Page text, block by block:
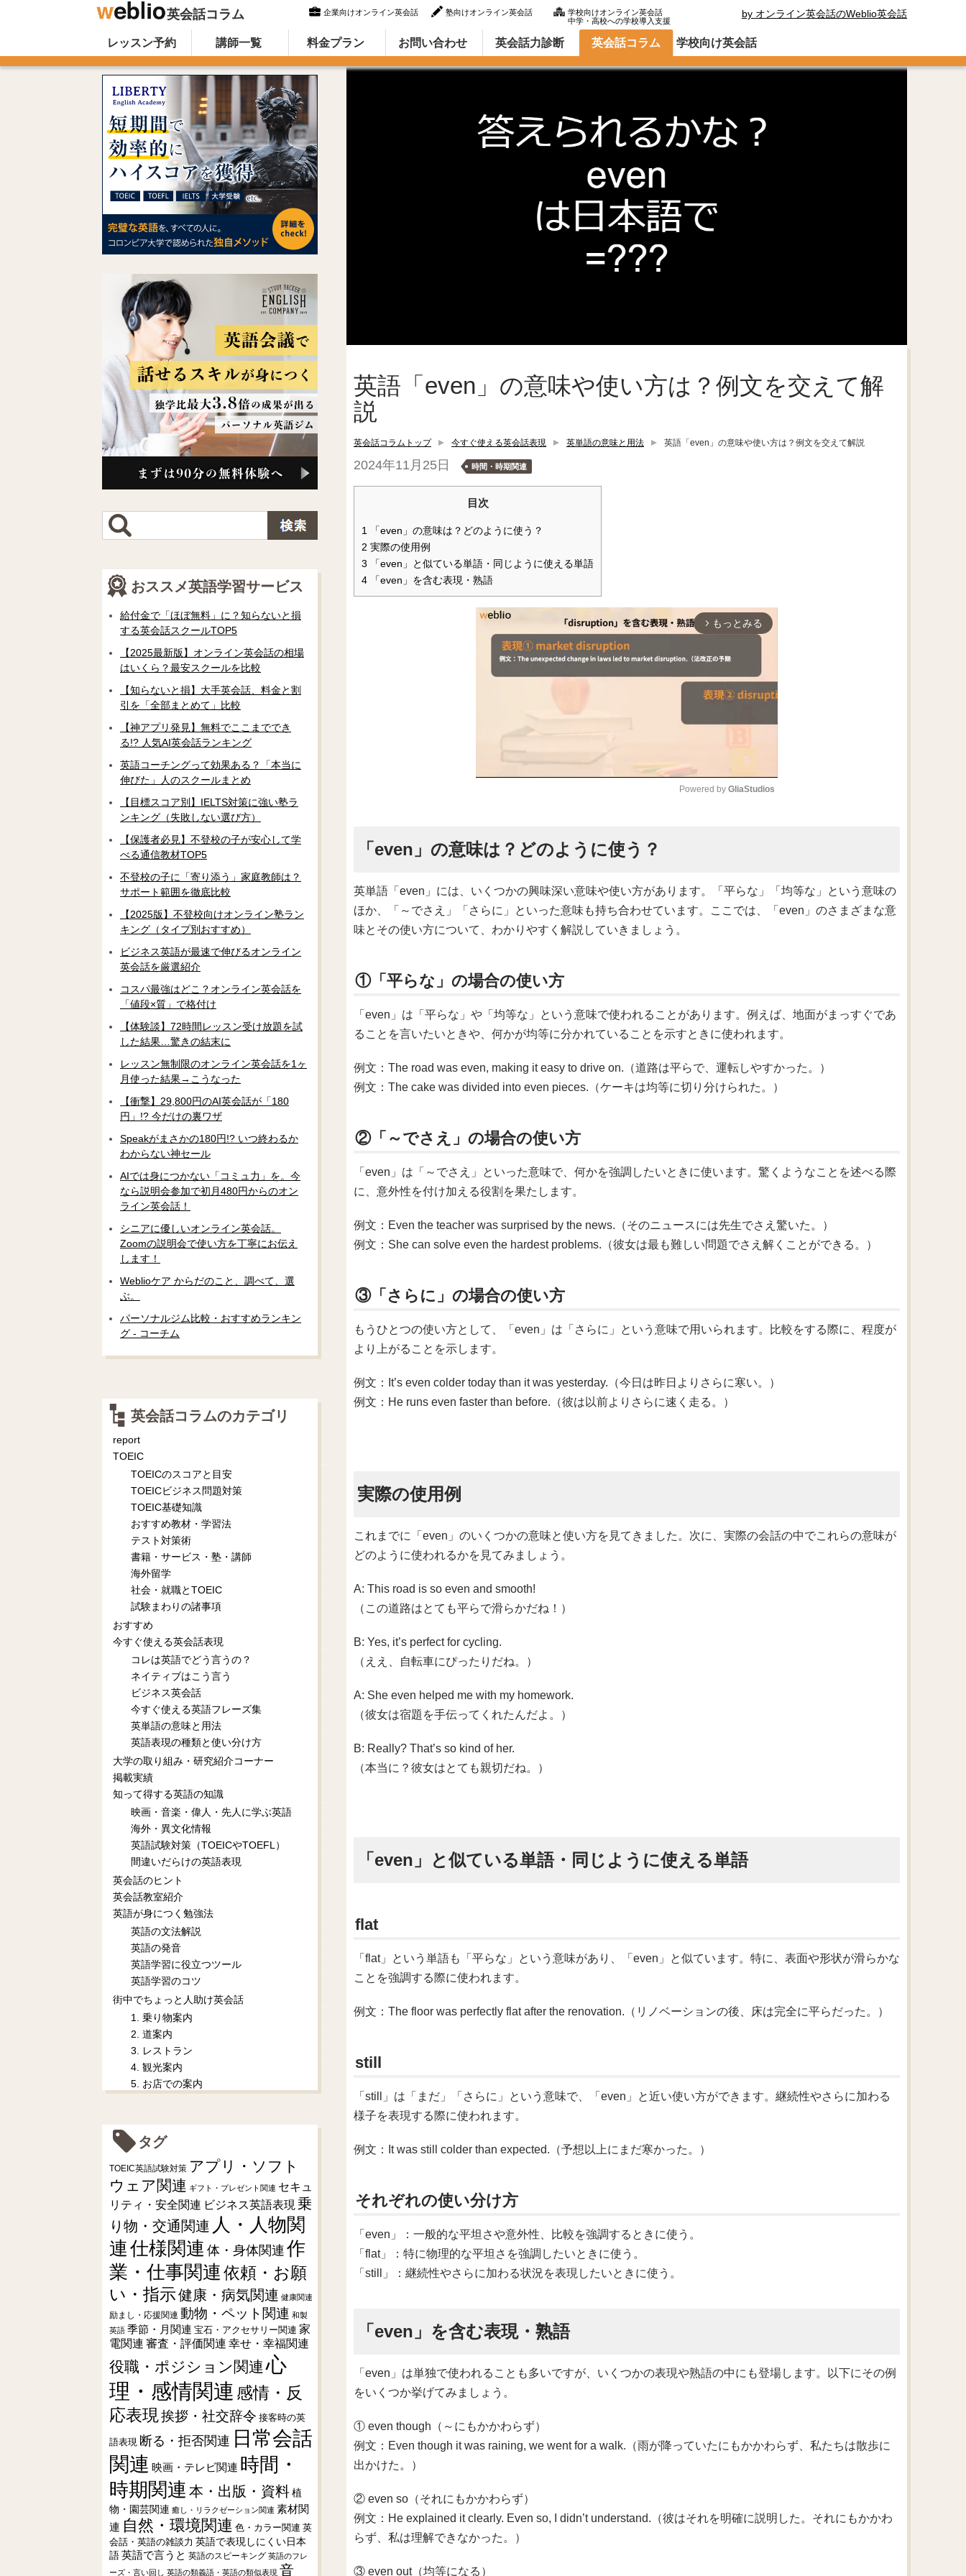
英会話コラム 企業向けオンライン英会話 塾向けオンライン英会話
学校向けオンライン英会話
中学・高校への学校導入支援
by オンライン英会話のWeblio英会話
オンライン英会話のWeblio英会話コラム（英語での言い方・英語表現）
Skip to content
レッスン予約 講師一覧 料金プラン お問い合わせ 英会話力診断 英会話コラム 学校向け英会話
英語「even」の意味や使い方は？例文を交えて解
説
英会話コラムトップ 今すぐ使える英会話表現 英単語の意味と用法 英語「even」の意味や使い方は？例文を交えて解説
2024年11月25日 時間・時期関連
目次
1 「even」の意味は？どのように使う？
2 実際の使用例
3 「even」と似ている単語・同じように使える単語
4 「even」を含む表現・熟語
arrow_forward_ios もっとみる
e
Powered by GliaStudios
「even」の意味は？どのように使う？
英単語「even」には、いくつかの興味深い意味や使い方があります。「平らな」「均等な」という意味の
ほか、「～でさえ」「さらに」といった意味も持ち合わせています。ここでは、「even」のさまざまな意
味とその使い方について、わかりやすく解説していきましょう。
①「平らな」の場合の使い方
「even」は「平らな」や「均等な」という意味で使われることがあります。例えば、地面がまっすぐであ
ることを言いたいときや、何かが均等に分かれていることを示すときに使われます。
例文：The road was even, making it easy to drive on.（道路は平らで、運転しやすかった。）
例文：The cake was divided into even pieces.（ケーキは均等に切り分けられた。）
②「～でさえ」の場合の使い方
「even」は「～でさえ」といった意味で、何かを強調したいときに使います。驚くようなことを述べる際
に、意外性を付け加える役割を果たします。
例文：Even the teacher was surprised by the news.（そのニュースには先生でさえ驚いた。）
例文：She can solve even the hardest problems.（彼女は最も難しい問題でさえ解くことができる。）
③「さらに」の場合の使い方
もうひとつの使い方として、「even」は「さらに」という意味で用いられます。比較をする際に、程度が
より上がることを示します。
例文：It’s even colder today than it was yesterday.（今日は昨日よりさらに寒い。）
例文：He runs even faster than before.（彼は以前よりさらに速く走る。）
実際の使用例
これまでに「even」のいくつかの意味と使い方を見てきました。次に、実際の会話の中でこれらの意味が
どのように使われるかを見てみましょう。
A: This road is so even and smooth!
（この道路はとても平らで滑らかだね！）
B: Yes, it’s perfect for cycling.
（ええ、自転車にぴったりだね。）
A: She even helped me with my homework.
（彼女は宿題を手伝ってくれたんだよ。）
B: Really? That’s so kind of her.
（本当に？彼女はとても親切だね。）
「even」と似ている単語・同じように使える単語
flat
「flat」という単語も「平らな」という意味があり、「even」と似ています。特に、表面や形状が滑らかな
ことを強調する際に使われます。
例文：The floor was perfectly flat after the renovation.（リノベーションの後、床は完全に平らだった。）
still
「still」は「まだ」「さらに」という意味で、「even」と近い使い方ができます。継続性やさらに加わる
様子を表現する際に使われます。
例文：It was still colder than expected.（予想以上にまだ寒かった。）
それぞれの使い分け方
「even」：一般的な平坦さや意外性、比較を強調するときに使う。
「flat」：特に物理的な平坦さを強調したいときに使う。
「still」：継続性やさらに加わる状況を表現したいときに使う。
「even」を含む表現・熟語
「even」は単独で使われることも多いですが、いくつかの表現や熟語の中にも登場します。以下にその例
をいくつか挙げてみましょう。
① even though（～にもかかわらず）
例文：Even though it was raining, we went for a walk.（雨が降っていたにもかかわらず、私たちは散歩に
出かけた。）
② even so（それにもかかわらず）
例文：He explained it clearly. Even so, I didn’t understand.（彼はそれを明確に説明した。それにもかかわ
らず、私は理解できなかった。）
③ even out（均等になる）
おススメ英語学習サービス
給付金で「ほぼ無料」に？知らないと損
する英会話スクールTOP5
【2025最新版】オンライン英会話の相場
はいくら？最安スクールを比較
【知らないと損】大手英会話、料金と割
引を「全部まとめて」比較
【神アプリ発見】無料でここまででき
る!? 人気AI英会話ランキング
英語コーチングって効果ある？「本当に
伸びた」人のスクールまとめ
【目標スコア別】IELTS対策に強い塾ラ
ンキング（失敗しない選び方）
【保護者必見】不登校の子が安心して学
べる通信教材TOP5
不登校の子に「寄り添う」家庭教師は？
サポート範囲を徹底比較
【2025版】不登校向けオンライン塾ラン
キング（タイプ別おすすめ）
ビジネス英語が最速で伸びるオンライン
英会話を厳選紹介
コスパ最強はどこ？オンライン英会話を
「値段×質」で格付け
【体験談】72時間レッスン受け放題を試
した結果…驚きの結末に
レッスン無制限のオンライン英会話を1ヶ
月使った結果→こうなった
【衝撃】29,800円のAI英会話が「180
円」!? 今だけの裏ワザ
Speakがまさかの180円!? いつ終わるか
わからない神セール
AIでは身につかない「コミュ力」を。今
なら説明会参加で初月480円からのオン
ライン英会話！
シニアに優しいオンライン英会話。
Zoomの説明会で使い方を丁寧にお伝え
します！
Weblioケア からだのこと、調べて、選
ぶ。
パーソナルジム比較・おすすめランキン
グ - コーチム
英会話コラムのカテゴリ
report
TOEIC
TOEICのスコアと目安
TOEICビジネス問題対策
TOEIC基礎知識
おすすめ教材・学習法
テスト対策術
書籍・サービス・塾・講師
海外留学
社会・就職とTOEIC
試験まわりの諸事項
おすすめ
今すぐ使える英会話表現
コレは英語でどう言うの？
ネイティブはこう言う
ビジネス英会話
今すぐ使える英語フレーズ集
英単語の意味と用法
英語表現の種類と使い分け方
大学の取り組み・研究紹介コーナー
掲載実績
知って得する英語の知識
映画・音楽・偉人・先人に学ぶ英語
海外・異文化情報
英語試験対策（TOEICやTOEFL）
間違いだらけの英語表現
英会話のヒント
英会話教室紹介
英語が身につく勉強法
英語の文法解説
英語の発音
英語学習に役立つツール
英語学習のコツ
街中でちょっと人助け英会話
1. 乗り物案内
2. 道案内
3. レストラン
4. 観光案内
5. お店での案内
タグ
TOEIC英語試験対策 アプリ・ソフト
ウェア関連 ギフト・プレゼント関連 セキュ
リティ・安全関連 ビジネス英語表現 乗
り物・交通関連 人・人物関
連仕様関連 体・身体関連 作
業・仕事関連依頼・お願
い・指示健康・病気関連 健康関連
励まし・応援関連 動物・ペット関連 和製
英語 季節・月関連 宝石・アクセサリー関連 家
電関連 審査・評価関連 幸せ・幸福関連
役職・ポジション関連 心
理・感情関連 感情・反
応表現挨拶・社交辞令 接客時の英
語表現 断る・拒否関連 日常会話
関連 映画・テレビ関連 時間・
時期関連 本・出版・資料植
物・園芸関連 癒し・リラクゼーション関連 素材関
連 自然・環境関連 色・カラー関連 英
会話・英語の雑談力 英語で表現しにくい日本
語 英語で言うと 英語のスピーキング 英語のフレ
ーズ・言い回し 英語の類義語・英語の類似表現 音